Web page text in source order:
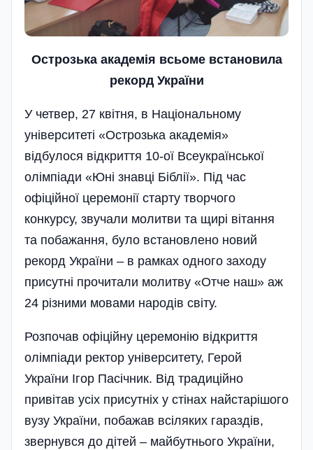
Острозька академія всьоме встановила
рекорд України
У четвер, 27 квітня, в Національному
університеті «Острозька академія»
відбулося відкриття 10-ої Всеукраїнської
олімпіади «Юні знавці Біблії». Під час
офіційної церемонії старту творчого
конкурсу, звучали молитви та щирі вітання
та побажання, було встановлено новий
рекорд України – в рамках одного заходу
присутні прочитали молитву «Отче наш» аж
24 різними мовами народів світу.
Розпочав офіційну церемонію відкриття
олім­піади ректор університету, Герой
України Ігор Пасічник. Від традиційно
привітав усіх присутніх у стінах найстарішого
вузу України, побажав всіляких гараздів,
звернувся до дітей – майбутнього України,